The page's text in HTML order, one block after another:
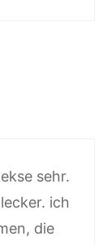
sehr.
ich
die